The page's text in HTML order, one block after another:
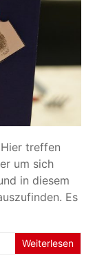
treffen
um sich
in diesem
Es
Weiterlesen